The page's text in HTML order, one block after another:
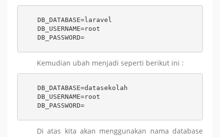
DB_DATABASE=laravel
DB_USERNAME=root
DB_PASSWORD=
Kemudian ubah menjadi seperti berikut ini :
DB_DATABASE=datasekolah
DB_USERNAME=root
DB_PASSWORD=
Di atas kita akan menggunakan nama database